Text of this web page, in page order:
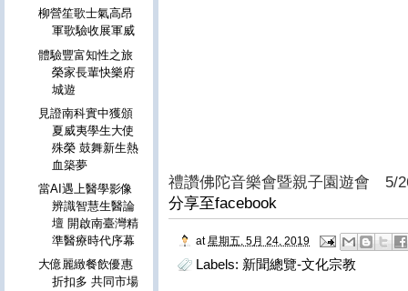
禮讚佛陀音樂會暨親子園遊會 5/
分享至facebook
at 星期五, 5月 24, 2019
Labels: 新聞總覽-文化宗教
柳營笙歌士氣高昂
軍歌驗收展軍威
體驗豐富知性之旅
榮家長輩快樂府
城遊
見證南科實中獲頒
夏威夷學生大使
殊榮 鼓舞新生熱
血築夢
當AI遇上醫學影像
辨識智慧生醫論
壇 開啟南臺灣精
準醫療時代序幕
大億麗緻餐飲優惠
折扣多 共同市場